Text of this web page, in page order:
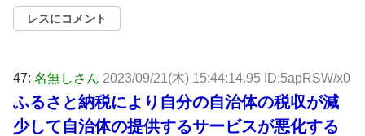
レスにコメント
47: 名無しさん 2023/09/21(木) 15:44:14.95 ID:5apRSW/x0
ふるさと納税により自分の自治体の税収が減
少して自治体の提供するサービスが悪化する